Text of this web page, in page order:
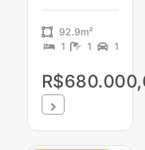
92.9m²
1
1 1